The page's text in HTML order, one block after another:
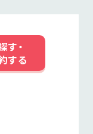
す・
する